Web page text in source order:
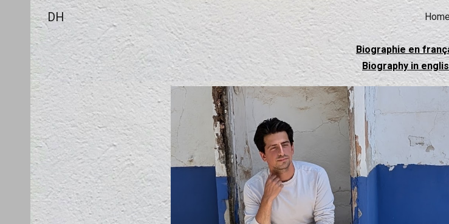
Skip to main content
DH Home
Biographie en
Biography in